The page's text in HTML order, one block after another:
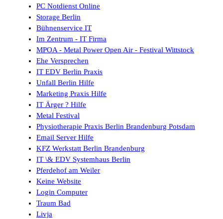
PC Notdienst Online
Storage Berlin
Bühnenservice IT
Im Zentrum - IT Firma
MPOA - Metal Power Open Air - Festival Wittstock
Ehe Versprechen
IT EDV Berlin Praxis
Unfall Berlin Hilfe
Marketing Praxis Hilfe
IT Ärger ? Hilfe
Metal Festival
Physiotherapie Praxis Berlin Brandenburg Potsdam
Email Server Hilfe
KFZ Werkstatt Berlin Brandenburg
IT \& EDV Systemhaus Berlin
Pferdehof am Weiler
Keine Website
Login Computer
Traum Bad
Livja